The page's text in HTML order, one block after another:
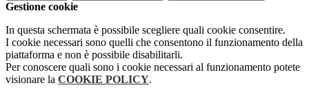
Gestione cookie
In questa schermata è possibile scegliere quali cookie consentire.
I cookie necessari sono quelli che consentono il funzionamento della
piattaforma e non è possibile disabilitarli.
Per conoscere quali sono i cookie necessari al funzionamento potete
visionare la COOKIE POLICY.